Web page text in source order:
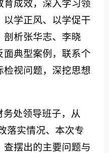
成效，深入学习领
学正风、以学促干
剖析张华志、李晓
面典型案例，联系个
检视问题，深挖思想
处领导班子，从
落实情况、本次专
摆出的主要问题与